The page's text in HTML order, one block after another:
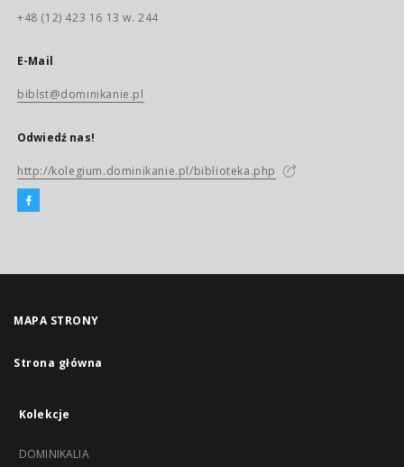
+48 (12) 423 16 13 w. 244
E-Mail
biblst@dominikanie.pl
Odwiedź nas!
http://kolegium.dominikanie.pl/biblioteka.php
MAPA STRONY
Strona główna
Kolekcje
DOMINIKALIA